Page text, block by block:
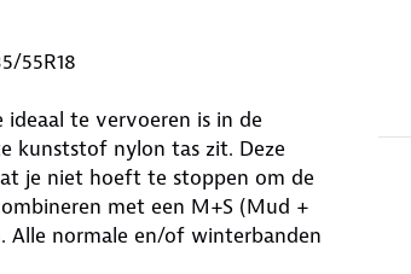
55R18
ideaal te vervoeren is in de
kunststof nylon tas zit. Deze
je niet hoeft te stoppen om de
met een M+S (Mud +
Alle normale en/of winterbanden